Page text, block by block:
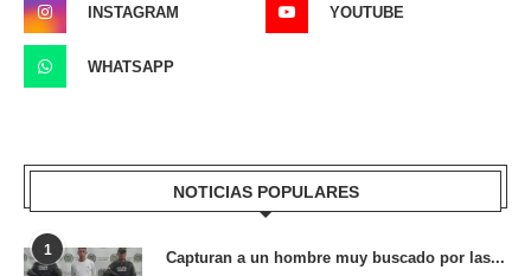
INSTAGRAM YOUTUBE
WHATSAPP
NOTICIAS POPULARES
1 Capturan a un hombre muy buscado por las...